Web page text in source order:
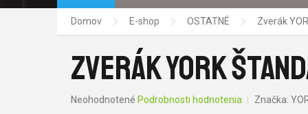
Domov E-shop OSTATNÉ Zverák
ZVERÁK YORK
Priemerné
Neohodnotené Podrobnosti hodnotenia Značka: